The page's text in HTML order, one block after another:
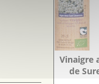
Vinaigre
de